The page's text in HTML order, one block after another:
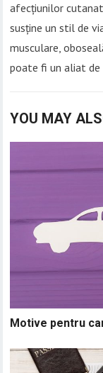
afecțiunilor
susține un stil de
musculare,
poate fi un aliat de
YOU MAY
Motive pentru